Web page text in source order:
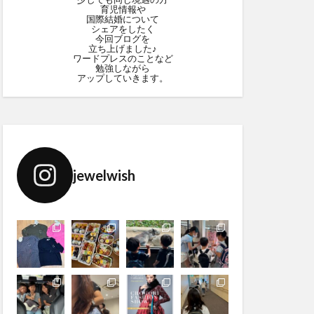
育児情報や
国際結婚について
シェアをしたく
今回ブログを
立ち上げました♪
ワードプレスのことなど
勉強しながら
アップしていきます。
jewelwish